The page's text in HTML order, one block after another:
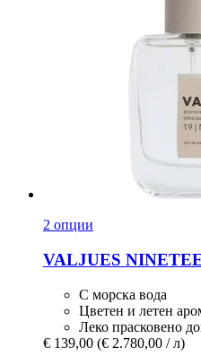
2 опции
VALJUES
С морска вода
Цветен и летен
Леко прасковено
€ 139,00 (€ 2.780,00 / л)